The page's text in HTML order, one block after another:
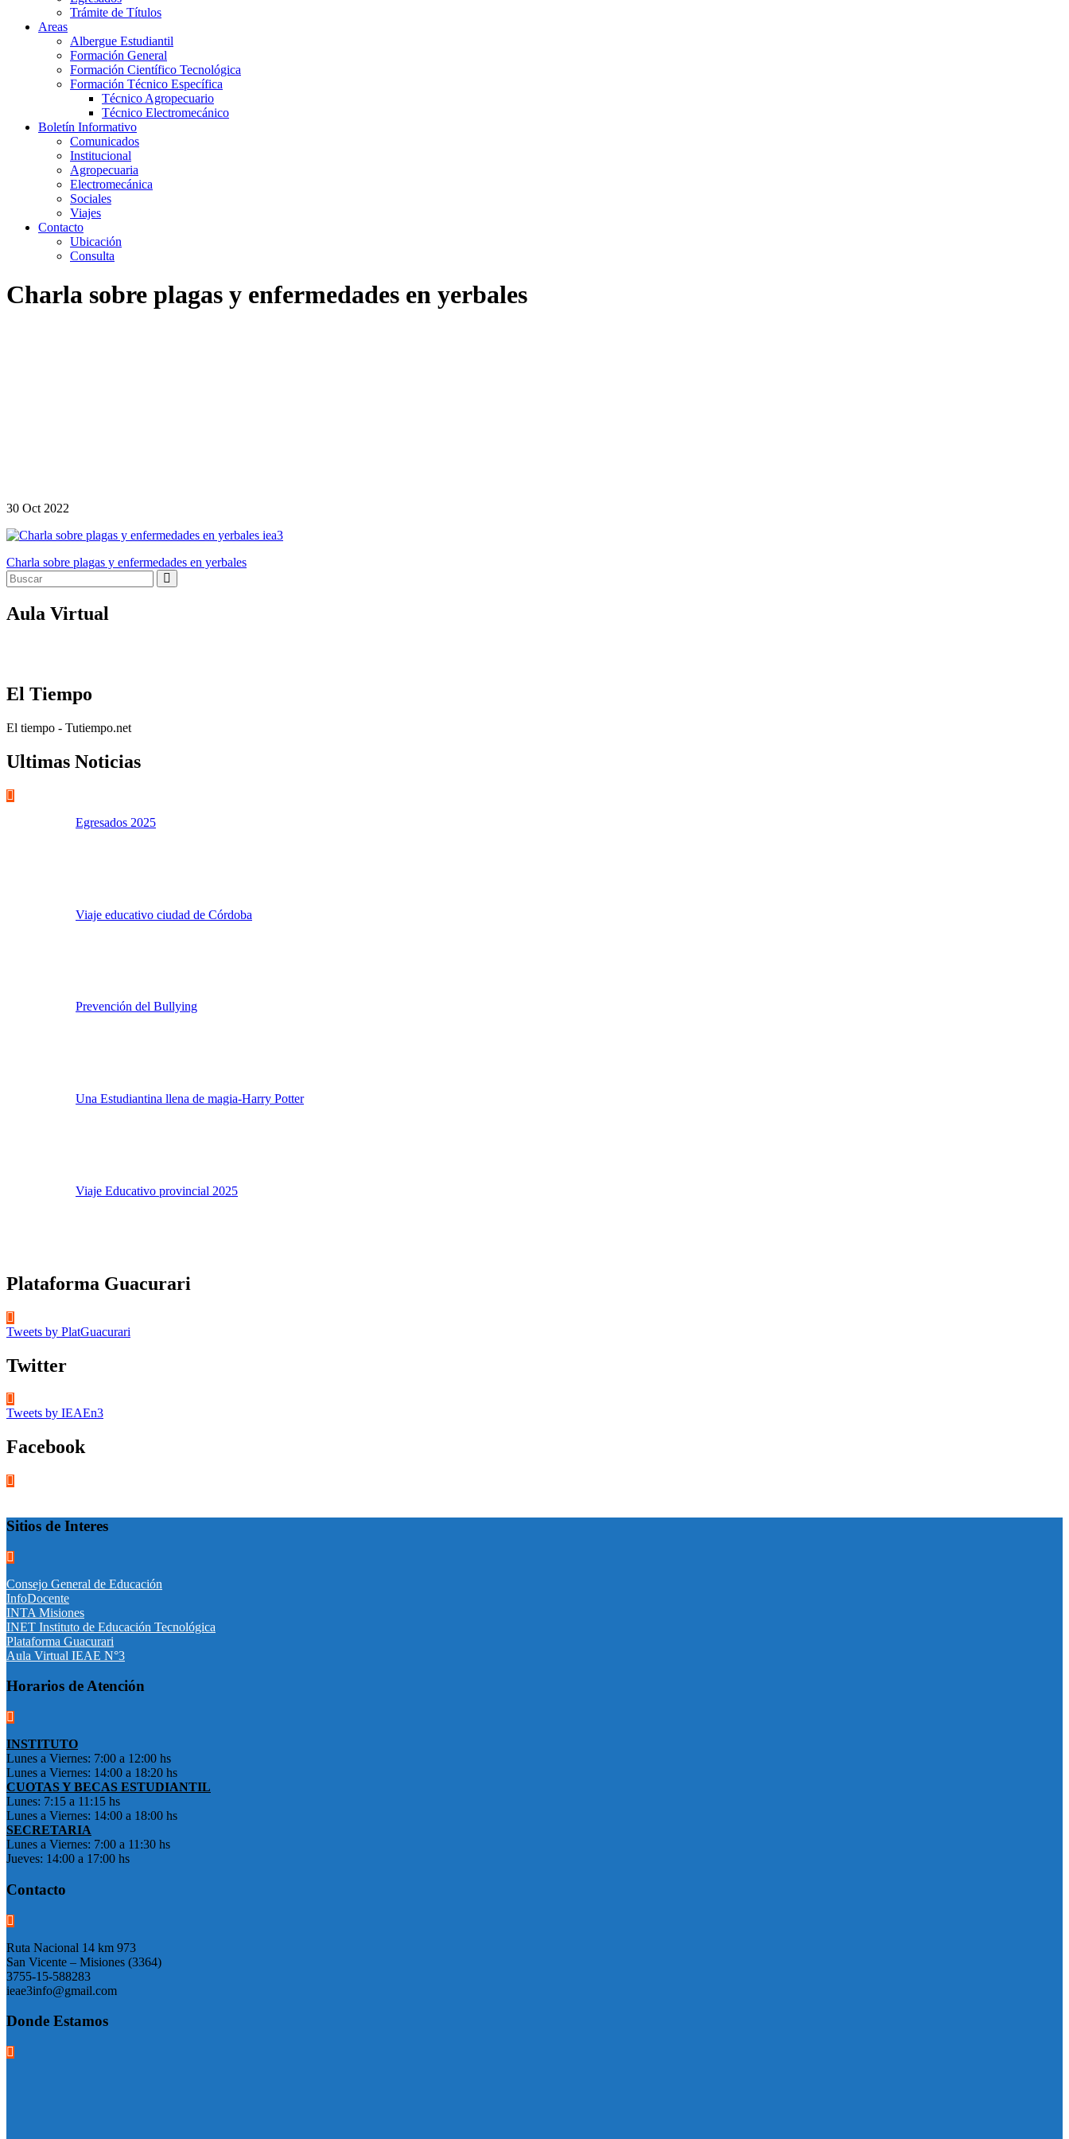
Trámite de Títulos
Areas
Albergue Estudiantil
Formación General
Formación Científico Tecnológica
Formación Técnico Específica
Técnico Agropecuario
Técnico Electromecánico
Boletín Informativo
Comunicados
Institucional
Agropecuaria
Electromecánica
Sociales
Viajes
Contacto
Ubicación
Consulta
Charla sobre plagas y enfermedades en yerbales
30 Oct2022
Navegación
de
entradas
Charla sobre plagas y enfermedades en yerbales
Aula Virtual
El Tiempo
El tiempo - Tutiempo.net
Ultimas Noticias
Egresados 2025
Viaje educativo ciudad de Córdoba
Prevención del Bullying
Una Estudiantina llena de magia-Harry Potter
Viaje Educativo provincial 2025
Plataforma Guacurari
Tweets by PlatGuacurari
Twitter
Tweets by IEAEn3
Facebook
Sitios de Interes
Consejo General de Educación
InfoDocente
INTA Misiones
INET Instituto de Educación Tecnológica
Plataforma Guacurari
Aula Virtual IEAE N°3
Horarios de Atención
INSTITUTO
Lunes a Viernes: 7:00 a 12:00 hs
Lunes a Viernes: 14:00 a 18:20 hs
CUOTAS Y BECAS ESTUDIANTIL
Lunes: 7:15 a 11:15 hs
Lunes a Viernes: 14:00 a 18:00 hs
SECRETARIA
Lunes a Viernes: 7:00 a 11:30 hs
Jueves: 14:00 a 17:00 hs
Contacto
Ruta Nacional 14 km 973
San Vicente – Misiones (3364)
3755-15-588283
ieae3info@gmail.com
Donde Estamos